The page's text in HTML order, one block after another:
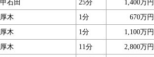
石田 25分 1,400万円
木 1分 670万円
木 1分 1,100万円
木 11分 2,800万円